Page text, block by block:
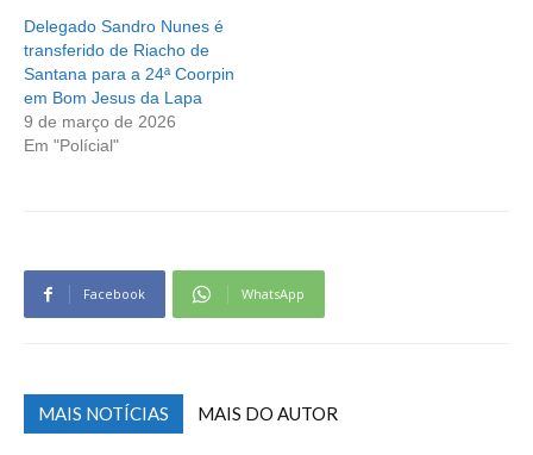
Delegado Sandro Nunes é
transferido de Riacho de
Santana para a 24ª Coorpin
em Bom Jesus da Lapa
9 de março de 2026
Em "Polícial"
Facebook WhatsApp
MAIS NOTÍCIAS MAIS DO AUTOR